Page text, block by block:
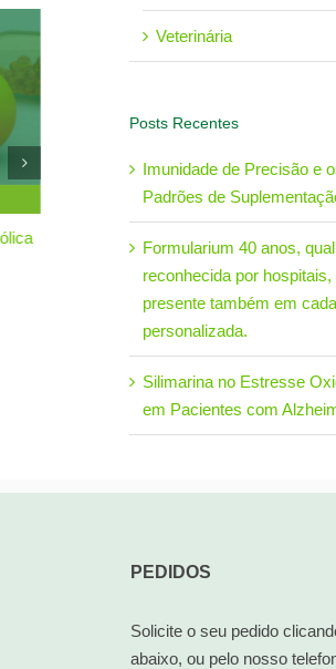
Tratamento não Farmacológico na
Radioterapia
Veterinária
Posts Recentes
Imunidade de Precisão e
Padrões de
Formularium 40 anos,
reconhecida por hospitais,
presente também em
personalizada.
Silimarina no Estresse
em Pacientes com
PEDIDOS
Solicite o seu pedido
abaixo, ou pelo nosso